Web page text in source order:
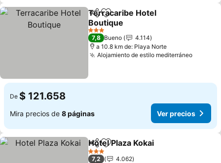
Compartir
Agregar a favoritos
Terracaribe Hotel
Boutique
Ver precios
3 Estrellas
7,8 Bueno
4.114
a 10.8 km de: Playa Norte
Alojamiento de estilo mediterráneoVer
De $ 121.658
Mira precios de 8 páginas Ver precios
CompartirAgregar a favoritos
Hotel Plaza Kokai
3 Estrellas
7,2
4.062